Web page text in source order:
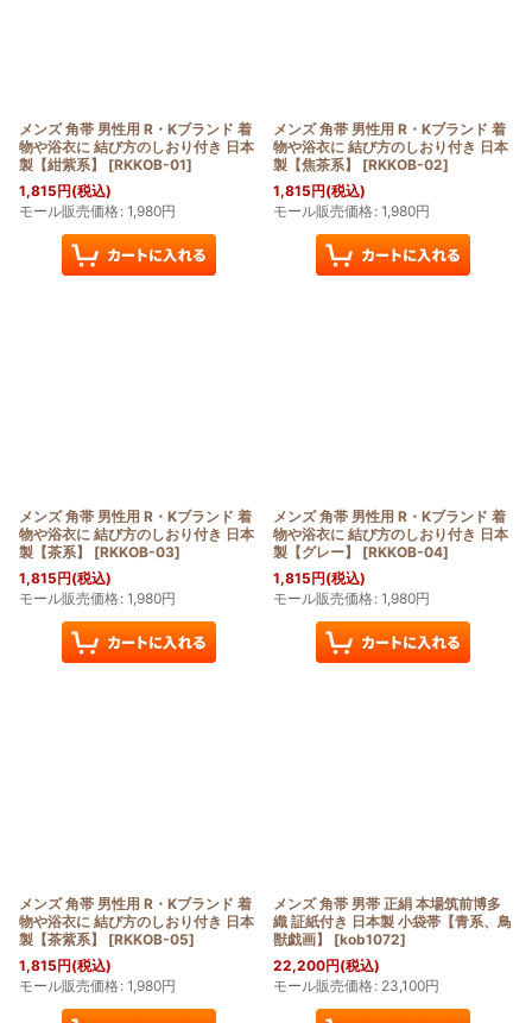
メンズ 角帯 男性用 R・Kブランド 着
物や浴衣に 結び方のしおり付き 日本
製【紺紫系】
[RKKOB-01]
1,815円(税込)
モール販売価格: 1,980円
メンズ 角帯 男性用 R・Kブランド 着
物や浴衣に 結び方のしおり付き 日本
製【焦茶系】
[RKKOB-02]
1,815円(税込)
モール販売価格: 1,980円
メンズ 角帯 男性用 R・Kブランド 着
物や浴衣に 結び方のしおり付き 日本
製【茶系】
[RKKOB-03]
1,815円(税込)
モール販売価格: 1,980円
メンズ 角帯 男性用 R・Kブランド 着
物や浴衣に 結び方のしおり付き 日本
製【グレー】
[RKKOB-04]
1,815円(税込)
モール販売価格: 1,980円
メンズ 角帯 男性用 R・Kブランド 着
物や浴衣に 結び方のしおり付き 日本
製【茶紫系】
[RKKOB-05]
1,815円(税込)
モール販売価格: 1,980円
メンズ 角帯 男帯 正絹 本場筑前博多
織 証紙付き 日本製 小袋帯【青系、鳥
獣戯画】
[kob1072]
22,200円(税込)
モール販売価格: 23,100円